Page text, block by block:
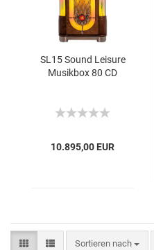
SL15 Sound Leisure
Musikbox 80 CD
10.895,00 EUR
Sortieren nach